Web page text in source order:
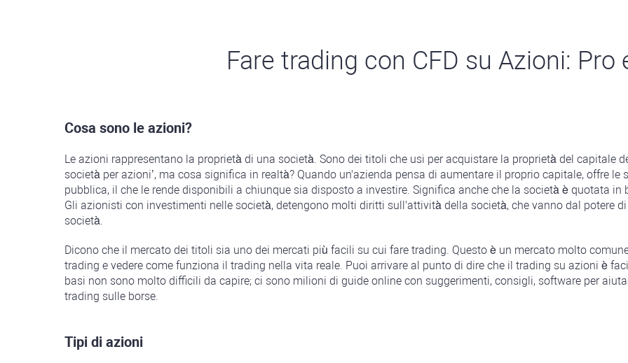
Fare trading con CFD su Azioni: Pro
Cosa sono le azioni?
Le azioni rappresentano la proprietà di una società. Sono dei titoli che usi per acquistare la proprietà del capitale
società per azioni’, ma cosa significa in realtà? Quando un'azienda pensa di aumentare il proprio capitale, offre
pubblica, il che le rende disponibili a chiunque sia disposto a investire. Significa anche che la società è quotata
Gli azionisti con investimenti nelle società, detengono molti diritti sull'attività della società, che vanno dal potere
società.
Dicono che il mercato dei titoli sia uno dei mercati più facili su cui fare trading. Questo è un mercato molto
trading e vedere come funziona il trading nella vita reale. Puoi arrivare al punto di dire che il trading su azioni è
basi non sono molto difficili da capire; ci sono milioni di guide online con suggerimenti, consigli, software per
trading sulle borse.
Tipi di azioni